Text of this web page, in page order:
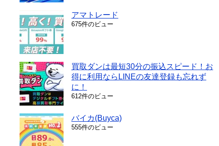
アマトレード
675件のビュー
買取ダンは最短30分の振込スピード！お
得に利用ならLINEの友達登録も忘れず
に！
612件のビュー
バイカ(Buyca)
555件のビュー